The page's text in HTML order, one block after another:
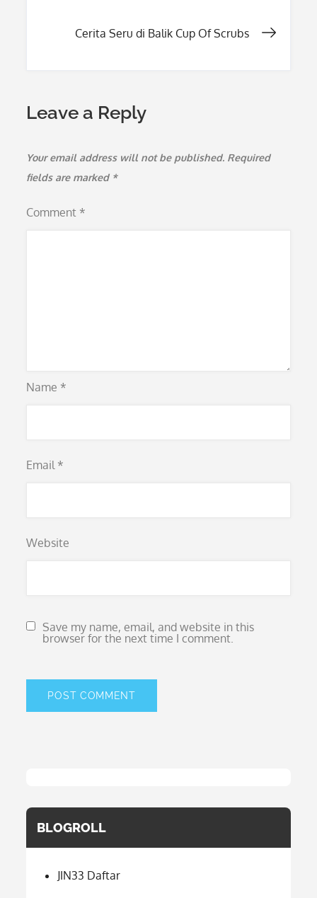
Cerita Seru di Balik Cup Of Scrubs
Leave a Reply
Your email address will not be published. Required
fields are marked *
Comment *
Name *
Email *
Website
Save my name, email, and website in this
browser for the next time I comment.
BLOGROLL
JIN33 Daftar